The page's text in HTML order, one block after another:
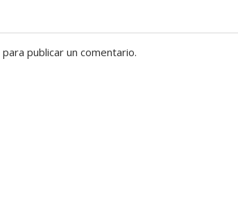
para publicar un comentario.